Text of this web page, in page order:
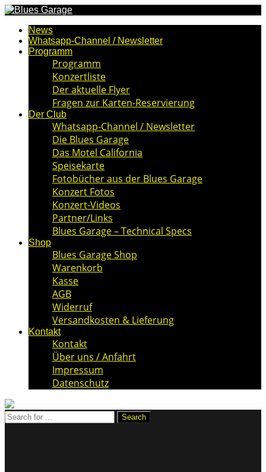
News
Whatsapp-Channel / Newsletter
Programm
Programm
Konzertliste
Der aktuelle Flyer
Fragen zur Karten-Reservierung
Der Club
Whatsapp-Channel / Newsletter
Die Blues Garage
Das Motel California
Speisekarte
Fotobücher aus der Blues Garage
Konzert Fotos
Konzert-Videos
Partner/Links
Blues Garage – Technical Specs
Shop
Blues Garage Shop
Warenkorb
Kasse
AGB
Widerruf
Versandkosten & Lieferung
Kontakt
Kontakt
Über uns / Anfahrt
Impressum
Datenschutz